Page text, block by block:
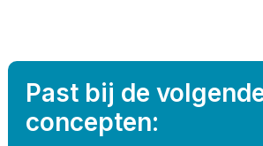
Past bij de
concepten: